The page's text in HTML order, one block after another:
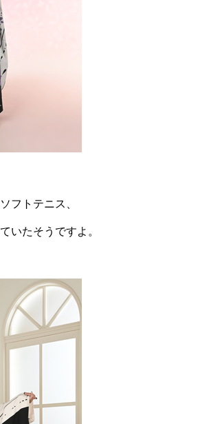
フトテニス、
いたそうですよ。